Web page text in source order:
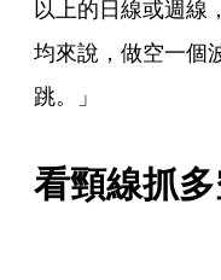
以上的日線或週線
均來說，做空一個
跳。」
看頸線抓